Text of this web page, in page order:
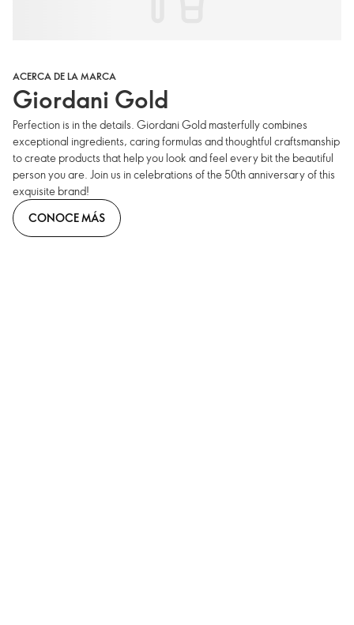
ACERCA DE LA MARCA
Giordani Gold
Perfection is in the details. Giordani Gold masterfully combines
exceptional ingredients, caring formulas and thoughtful craftsmanship
to create products that help you look and feel every bit the beautiful
person you are. Join us in celebrations of the 50th anniversary of this
exquisite brand!
CONOCE MÁS